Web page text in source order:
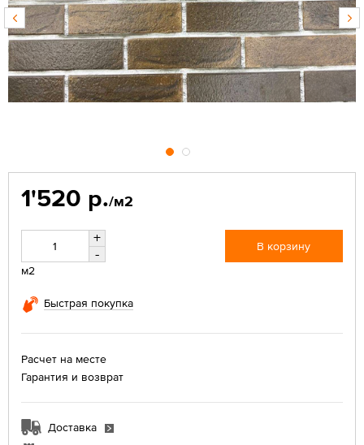
1'520 р./м2
+
-
м2
В корзину
Быстрая покупка
Расчет на месте
Гарантия и возврат
Доставка